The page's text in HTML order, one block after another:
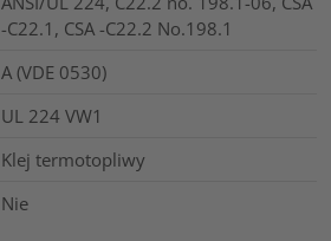
-C22.1, CSA -C22.2 No.198.1
A (VDE 0530)
UL 224 VW1
Klej termotopliwy
Nie